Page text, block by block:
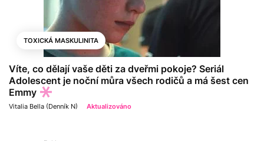
TOXICKÁ MASKULINITA
Víte, co dělají vaše děti za dveřmi pokoje? Seriál
Adolescent je noční můra všech rodičů a má šest cen
Emmy
Vitalia Bella (Denník N) Aktualizováno